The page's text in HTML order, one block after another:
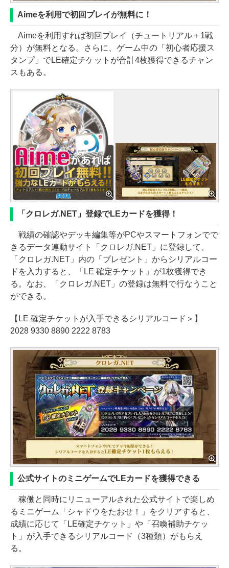
Aimeを利用で初回プレイが無料に！
Aimeを利用すれば初回プレイ（チュートリアル＋1戦
分）が無料となる。さらに、ゲーム中の「初心者応援ス
タンプ」でLE確定チケットが合計4枚獲得できるチャン
スもある。
「クロレガ.NET」登録でLEカードを獲得！
戦績の確認やデッキ編集等がPCやスマートフォンでで
きるデータ連動サイト「クロレガ.NET」に登録して、
「クロレガ.NET」内の「プレゼント」からシリアルコー
ドを入力すると、「LE 確定チケット」が1枚獲得でき
る。なお、「クロレガ.NET」の登録は無料で行なうこと
ができる。
【LE 確定チケットが入手できるシリアルコード＞】
2028 9330 8890 2222 8783
公式サイトのミニゲームでLEカードを獲得できる
稼働と同時にリニューアルされた公式サイトで楽しめ
るミニゲーム「シャドウをたおせ！」をクリアすると、
成績に応じて「LE確定チケット」や「召喚補助チケッ
ト」が入手できるシリアルコード（3種類）がもらえ
る。